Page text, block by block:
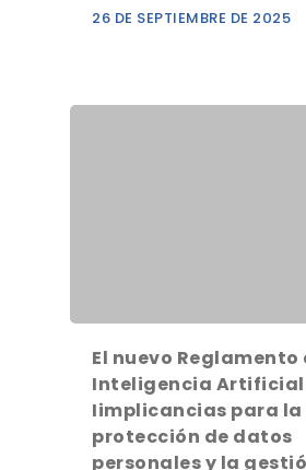
26 DE SEPTIEMBRE DE 2025
El nuevo Reglamento
Inteligencia Artificial
Iimplicancias para la
protección de datos
personales y la